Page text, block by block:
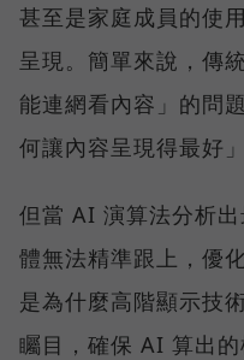
甚至是家庭成員的使
呈現。簡單來說，傳
能連網看內容」的問
何讓內容呈現得最好
但當 AI 演算法分析
體無法精準跟上，優
是為什麼高階顯示技
矚目，確保 AI 算出